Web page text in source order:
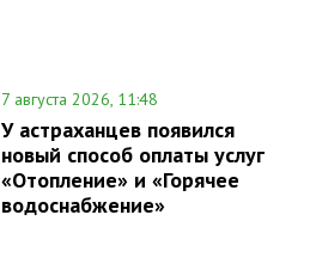
7 августа 2026, 11:48
У астраханцев появился
новый способ оплаты услуг
«Отопление» и «Горячее
водоснабжение»